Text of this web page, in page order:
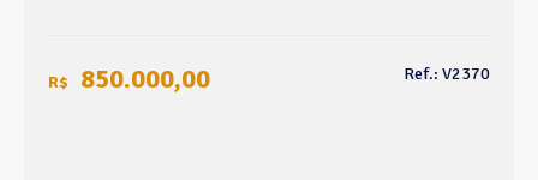
R$ 850.000,00 Ref.: V2370